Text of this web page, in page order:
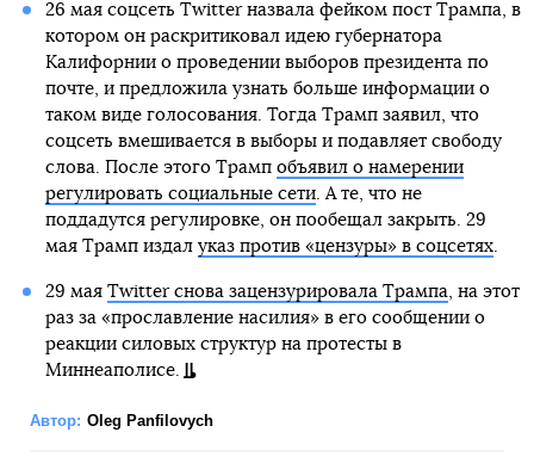
26 мая соцсеть Twitter назвала фейком пост Трампа, в
котором он раскритиковал идею губернатора
Калифорнии о проведении выборов президента по
почте, и предложила узнать больше информации о
таком виде голосования. Тогда Трамп заявил, что
соцсеть вмешивается в выборы и подавляет свободу
слова. После этого Трамп объявил о намерении
регулировать социальные сети. А те, что не
поддадутся регулировке, он пообещал закрыть. 29
мая Трамп издал указ против «цензуры» в соцсетях.
29 мая Twitter снова зацензурировала Трампа, на этот
раз за «прославление насилия» в его сообщении о
реакции силовых структур на протесты в
Миннеаполисе.
Автор: Oleg Panfilovych